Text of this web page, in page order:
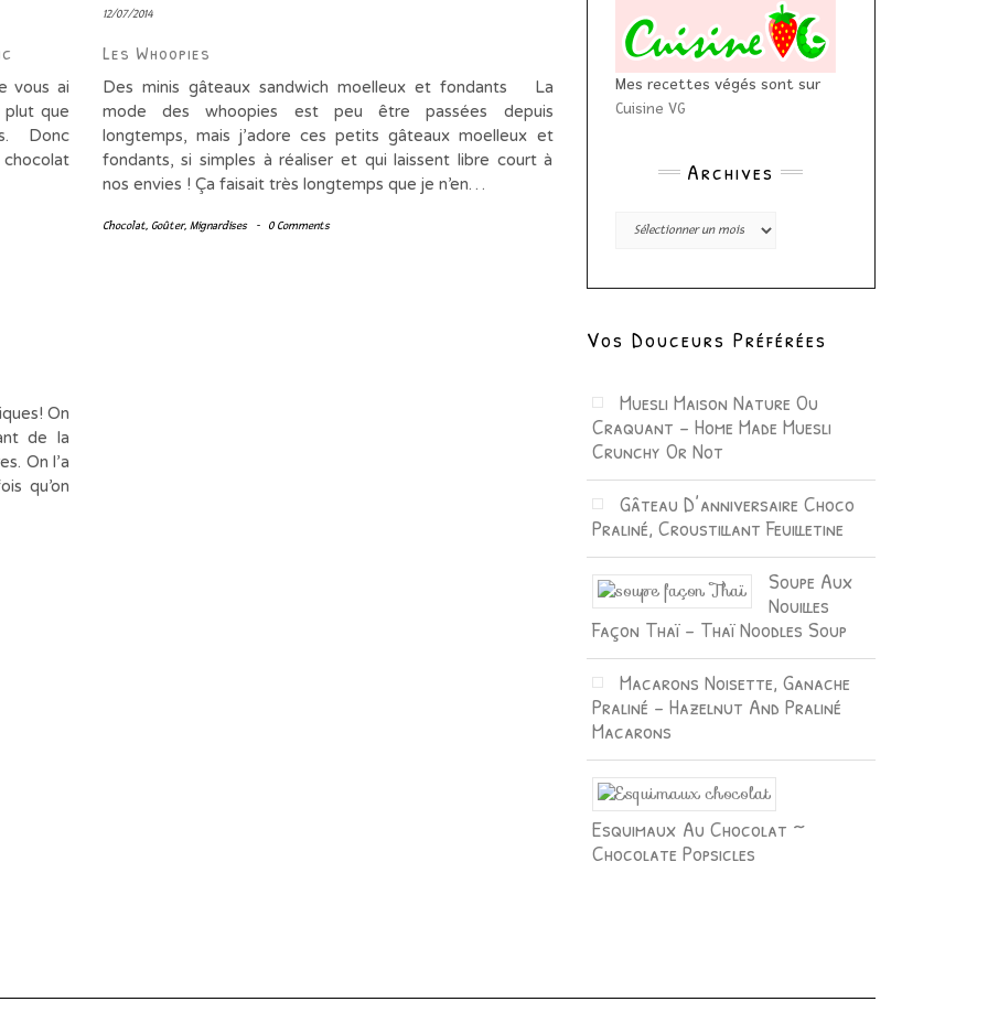
vous ai
plut que
Donc
chocolat
12/07/2014
Les Whoopies
Des minis gâteaux sandwich moelleux et fondants La
mode des whoopies est peu être passées depuis
longtemps, mais j’adore ces petits gâteaux moelleux et
fondants, si simples à réaliser et qui laissent libre court à
nos envies ! Ça faisait très longtemps que je n’en…
Chocolat, Goûter, Mignardises - 0 Comments
On
de la
On l’a
qu’on
Mes recettes végés sont sur
Cuisine VG
Archives
Archives
Vos Douceurs Préférées
Muesli Maison Nature Ou
Craquant – Home Made Muesli
Crunchy Or Not
Gâteau D’anniversaire Choco
Praliné, Croustillant Feuilletine
Soupe Aux
Nouilles
Façon Thaï – Thaï Noodles Soup
Macarons Noisette, Ganache
Praliné – Hazelnut And Praliné
Macarons
Esquimaux Au Chocolat ~
Chocolate Popsicles